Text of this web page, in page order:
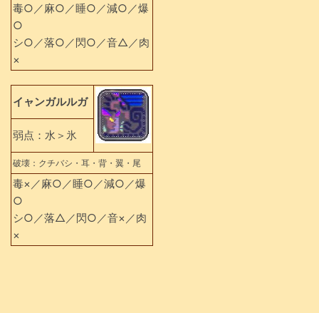
毒○／麻○／睡○／減○／爆
○
シ○／落○／閃○／音△／肉
×
イャンガルルガ
弱点：水＞氷
破壊：クチバシ・耳・背・翼・尾
毒×／麻○／睡○／減○／爆
○
シ○／落△／閃○／音×／肉
×